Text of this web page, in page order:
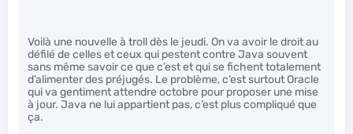
Voilà une nouvelle à troll dès le jeudi. On va avoir le droit au
défilé de celles et ceux qui pestent contre Java souvent
sans même savoir ce que c’est et qui se fichent totalement
d’alimenter des préjugés. Le problème, c’est surtout Oracle
qui va gentiment attendre octobre pour proposer une mise
à jour. Java ne lui appartient pas, c’est plus compliqué que
ça.